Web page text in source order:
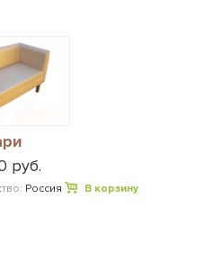
руб.
Россия В корзину